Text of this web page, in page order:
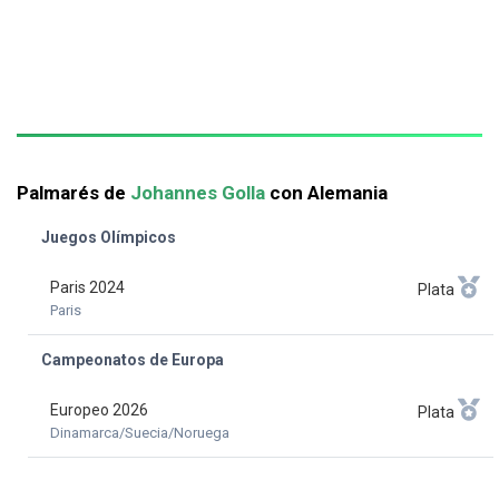
Palmarés de Johannes Golla con Alemania
Juegos Olímpicos
Paris 2024
Paris
Plata
Campeonatos de Europa
Europeo 2026
Dinamarca/Suecia/Noruega
Plata